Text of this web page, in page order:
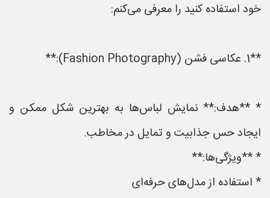
خود استفاده کنید را معرفی می‌کنم:
**1. عکاسی فشن (Fashion Photography):**
* **هدف:** نمایش لباس‌ها به بهترین شکل ممکن و
ایجاد حس جذابیت و تمایل در مخاطب.
* **ویژگی‌ها:**
* استفاده از مدل‌های حرفه‌ای